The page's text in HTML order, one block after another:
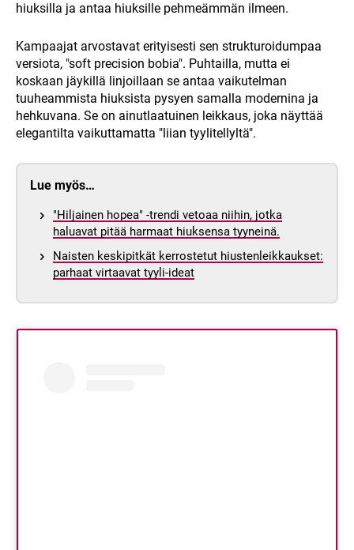
hiuksilla ja antaa hiuksille pehmeämmän ilmeen.
Kampaajat arvostavat erityisesti sen strukturoidumpaa
versiota, "soft precision bobia". Puhtailla, mutta ei
koskaan jäykillä linjoillaan se antaa vaikutelman
tuuheammista hiuksista pysyen samalla modernina ja
hehkuvana. Se on ainutlaatuinen leikkaus, joka näyttää
elegantilta vaikuttamatta "liian tyylitellyltä".
Lue myös…
"Hiljainen hopea" -trendi vetoaa niihin, jotka
haluavat pitää harmaat hiuksensa tyyneinä.
Naisten keskipitkät kerrostetut hiustenleikkaukset:
parhaat virtaavat tyyli-ideat